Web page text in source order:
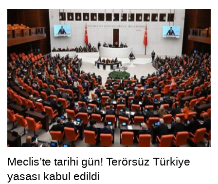
Meclis’te tarihi gün! Terörsüz Türkiye
yasası kabul edildi